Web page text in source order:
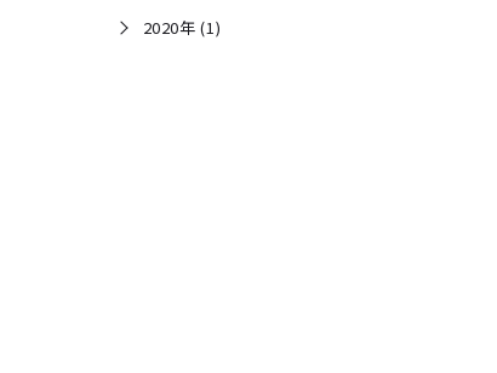
2020年 (1)